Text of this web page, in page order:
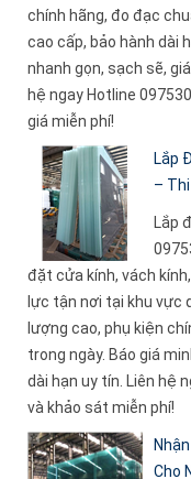
chính hãng, đo đạc
cao cấp, bảo hành dài
nhanh gọn, sạch sẽ,
hệ ngay Hotline
giá miễn phí!
Lắp
–
Lắp
đặt cửa kính, vách
lực tận nơi tại khu vực
lượng cao, phụ kiện
trong ngày. Báo giá
dài hạn uy tín. Liên hệ
và khảo sát miễn phí!
Cho